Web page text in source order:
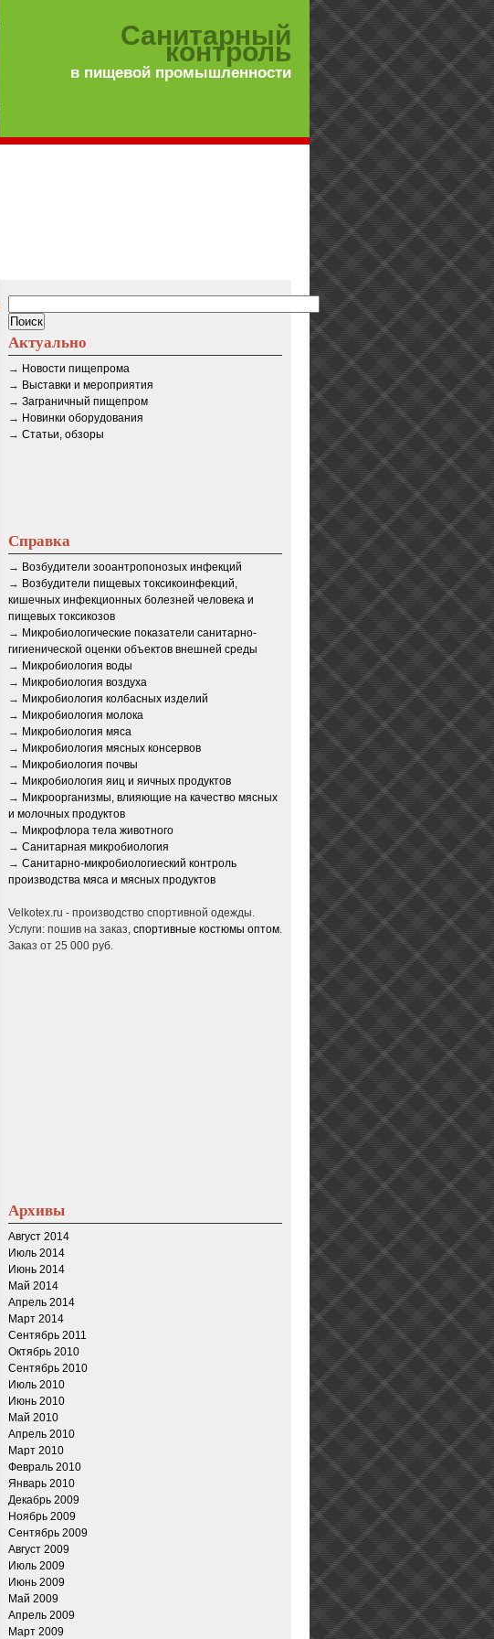
Санитарный
контроль
в пищевой промышленности
Актуально
→ Новости пищепрома
→ Выставки и мероприятия
→ Заграничный пищепром
→ Новинки оборудования
→ Статьи, обзоры
Справка
→ Возбудители зооантропонозых инфекций
→ Возбудители пищевых токсикоинфекций,
кишечных инфекционных болезней человека и
пищевых токсикозов
→ Микробиологические показатели санитарно-
гигиенической оценки объектов внешней среды
→ Микробиология воды
→ Микробиология воздуха
→ Микробиология колбасных изделий
→ Микробиология молока
→ Микробиология мяса
→ Микробиология мясных консервов
→ Микробиология почвы
→ Микробиология яиц и яичных продуктов
→ Микроорганизмы, влияющие на качество мясных
и молочных продуктов
→ Микрофлора тела животного
→ Санитарная микробиология
→ Санитарно-микробиологиеский контроль
производства мяса и мясных продуктов
Velkotex.ru - производство спортивной одежды.
Услуги: пошив на заказ, спортивные костюмы оптом.
Заказ от 25 000 руб.
Архивы
Август 2014
Июль 2014
Июнь 2014
Май 2014
Апрель 2014
Март 2014
Сентябрь 2011
Октябрь 2010
Сентябрь 2010
Июль 2010
Июнь 2010
Май 2010
Апрель 2010
Март 2010
Февраль 2010
Январь 2010
Декабрь 2009
Ноябрь 2009
Сентябрь 2009
Август 2009
Июль 2009
Июнь 2009
Май 2009
Апрель 2009
Март 2009